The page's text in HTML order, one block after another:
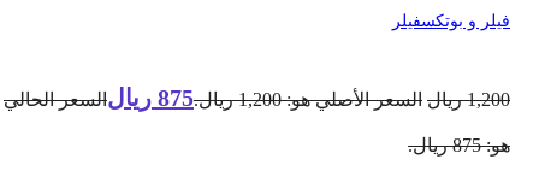
و بوتكسفيلر
ريال السعر الأصلي هو: 1,200 ريال. 875 ريال السعر الحالي